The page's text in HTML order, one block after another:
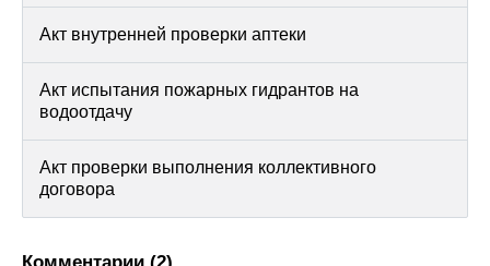
Акт внутренней проверки аптеки
Акт испытания пожарных гидрантов на
водоотдачу
Акт проверки выполнения коллективного
договора